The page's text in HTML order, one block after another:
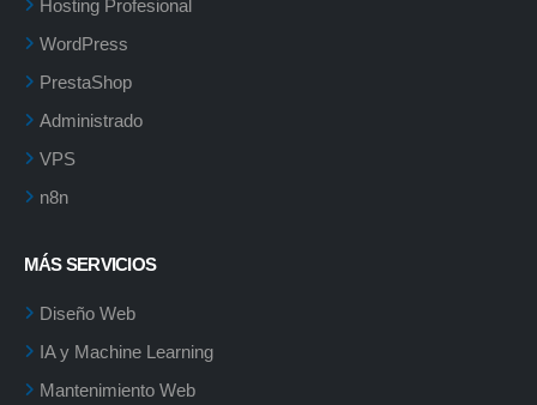
Hosting Profesional
WordPress
PrestaShop
Administrado
VPS
n8n
MÁS SERVICIOS
Diseño Web
IA y Machine Learning
Mantenimiento Web